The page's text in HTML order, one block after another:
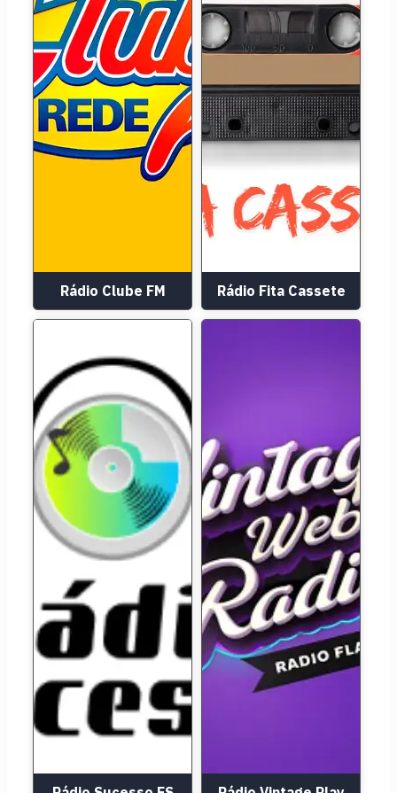
Rádio Clube FM Rádio Fita Cassete